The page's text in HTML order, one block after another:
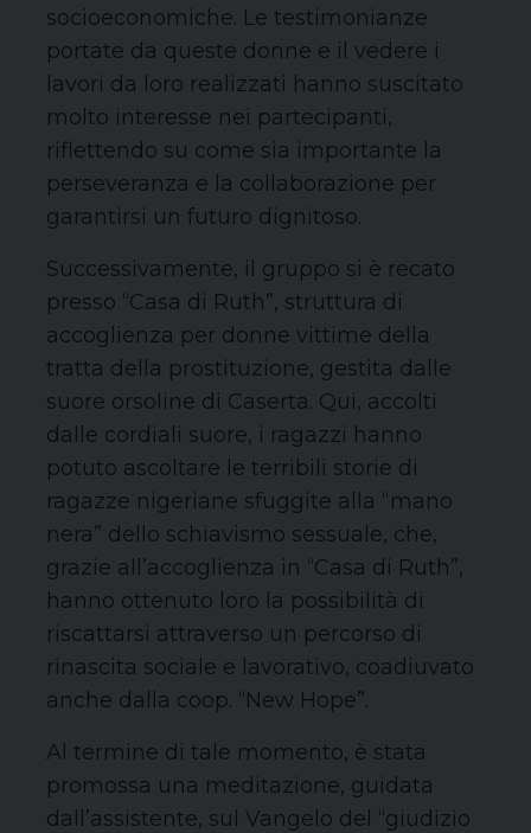
socioeconomiche. Le testimonianze
portate da queste donne e il vedere i
lavori da loro realizzati hanno suscitato
molto interesse nei partecipanti,
riflettendo su come sia importante la
perseveranza e la collaborazione per
garantirsi un futuro dignitoso.
Successivamente, il gruppo si è recato
presso “Casa di Ruth”, struttura di
accoglienza per donne vittime della
tratta della prostituzione, gestita dalle
suore orsoline di Caserta. Qui, accolti
dalle cordiali suore, i ragazzi hanno
potuto ascoltare le terribili storie di
ragazze nigeriane sfuggite alla “mano
nera” dello schiavismo sessuale, che,
grazie all’accoglienza in “Casa di Ruth”,
hanno ottenuto loro la possibilità di
riscattarsi attraverso un percorso di
rinascita sociale e lavorativo, coadiuvato
anche dalla coop. “New Hope”.
Al termine di tale momento, è stata
promossa una meditazione, guidata
dall’assistente, sul Vangelo del “giudizio